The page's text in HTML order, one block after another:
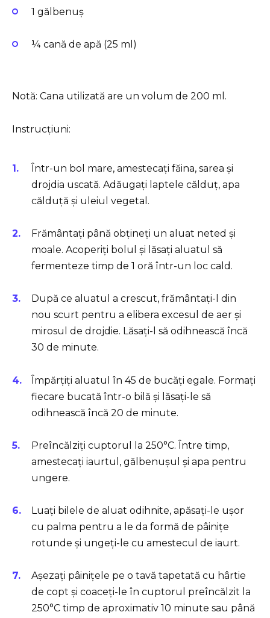
1 gălbenuș
¼ cană de apă (25 ml)
Notă: Cana utilizată are un volum de 200 ml.
Instrucțiuni:
Într-un bol mare, amestecați făina, sarea și
drojdia uscată. Adăugați laptele călduț, apa
călduță și uleiul vegetal.
Frământați până obțineți un aluat neted și
moale. Acoperiți bolul și lăsați aluatul să
fermenteze timp de 1 oră într-un loc cald.
După ce aluatul a crescut, frământați-l din
nou scurt pentru a elibera excesul de aer și
mirosul de drojdie. Lăsați-l să odihnească încă
30 de minute.
Împărțiți aluatul în 45 de bucăți egale. Formați
fiecare bucată într-o bilă și lăsați-le să
odihnească încă 20 de minute.
Preîncălziți cuptorul la 250°C. Între timp,
amestecați iaurtul, gălbenușul și apa pentru
ungere.
Luați bilele de aluat odihnite, apăsați-le ușor
cu palma pentru a le da formă de pâinițe
rotunde și ungeți-le cu amestecul de iaurt.
Așezați pâinițele pe o tavă tapetată cu hârtie
de copt și coaceți-le în cuptorul preîncălzit la
250°C timp de aproximativ 10 minute sau până